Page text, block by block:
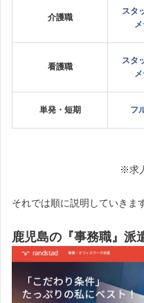
介護職
スタ
看護職
スタ
単発・短期 フ
※求
それでは順に説明していきま
鹿児島の『事務職』派